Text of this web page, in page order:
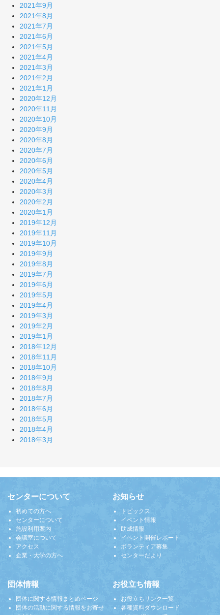
2021年9月
2021年8月
2021年7月
2021年6月
2021年5月
2021年4月
2021年3月
2021年2月
2021年1月
2020年12月
2020年11月
2020年10月
2020年9月
2020年8月
2020年7月
2020年6月
2020年5月
2020年4月
2020年3月
2020年2月
2020年1月
2019年12月
2019年11月
2019年10月
2019年9月
2019年8月
2019年7月
2019年6月
2019年5月
2019年4月
2019年3月
2019年2月
2019年1月
2018年12月
2018年11月
2018年10月
2018年9月
2018年8月
2018年7月
2018年6月
2018年5月
2018年4月
2018年3月
センターについて
初めての方へ
センターについて
施設利用案内
会議室について
アクセス
企業・大学の方へ
お知らせ
トピックス
イベント情報
助成情報
イベント開催レポート
ボランティア募集
センターだより
団体情報
団体に関する情報まとめページ
団体の活動に関する情報をお寄せ
お役立ち情報
お役立ちリンク一覧
各種資料ダウンロード